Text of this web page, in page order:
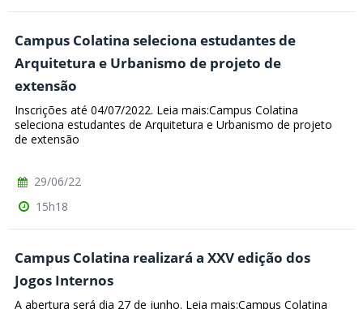
Campus Colatina seleciona estudantes de
Arquitetura e Urbanismo de projeto de
extensão
Inscrições até 04/07/2022. Leia mais:Campus Colatina
seleciona estudantes de Arquitetura e Urbanismo de projeto
de extensão
29/06/22
15h18
Campus Colatina realizará a XXV edição dos
Jogos Internos
A abertura será dia 27 de junho. Leia mais:Campus Colatina